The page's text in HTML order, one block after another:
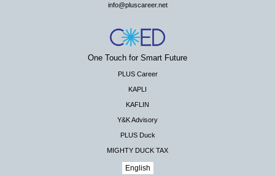
info@pluscareer.net
One Touch for Smart Future
PLUS Career
KAPLI
KAFLIN
Y&K Advisory
PLUS Duck
MIGHTY DUCK TAX
English